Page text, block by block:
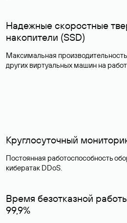
Надежные скоростные
накопители (SSD)
Максимальная
других виртуальных машин на
Круглосуточный
Постоянная работоспособность
кибератак DDoS.
Время безотказной
99,9%